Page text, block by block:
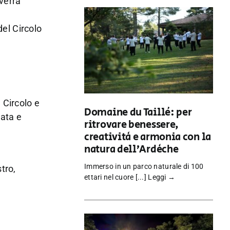
Circolo
e
e
Domaine du Taillé: per
ritrovare benessere,
creatività e armonia con la
natura dell’Ardèche
Immerso in un parco naturale di 100
ettari nel cuore [...] Leggi →